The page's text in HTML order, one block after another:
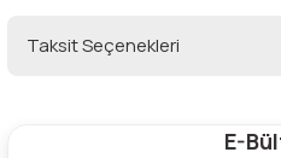
Yorum
Taksit Seçenekleri
E-